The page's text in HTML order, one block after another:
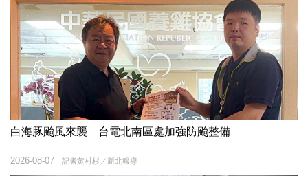
白海豚颱風來襲 台電北南區處加強防颱整備
記者黃村杉／新北報導
2026-08-07